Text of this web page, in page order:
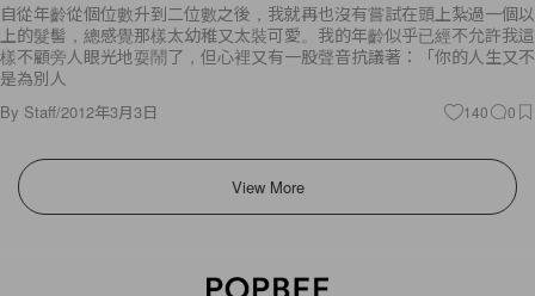
自從年齡從個位數升到二位數之後，我就再也沒有嘗試在頭上紮過一個以
上的髮髻，總感覺那樣太幼稚又太裝可愛。我的年齡似乎已經不允許我這
樣不顧旁人眼光地耍鬧了，但心裡又有一股聲音抗議著：「你的人生又不
是為別人
By Staff/2012年3月3日 140 0
View More